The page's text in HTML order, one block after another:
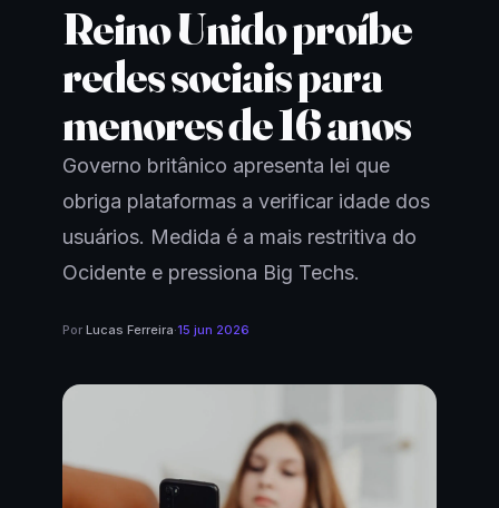
Reino Unido proíbe
redes sociais para
menores de 16 anos
Governo britânico apresenta lei que
obriga plataformas a verificar idade dos
usuários. Medida é a mais restritiva do
Ocidente e pressiona Big Techs.
Por Lucas Ferreira·15 jun 2026